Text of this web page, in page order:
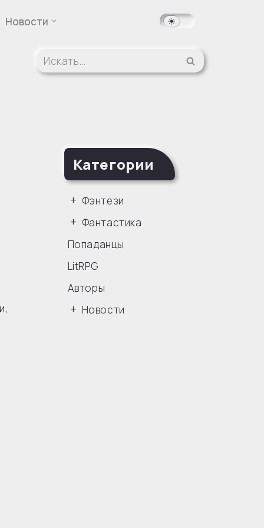
Новости
,
Категории
Фэнтези
Фантастика
Попаданцы
LitRPG
Авторы
Новости